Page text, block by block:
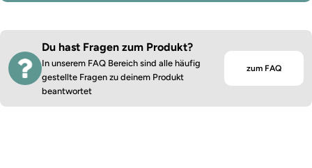
Du hast Fragen zum Produkt?
In unserem FAQ Bereich sind alle häufig
gestellte Fragen zu deinem Produkt
beantwortet
zum FAQ